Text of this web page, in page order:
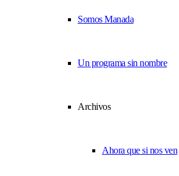
Somos Manada
Un programa sin nombre
Archivos
Ahora que si nos ven